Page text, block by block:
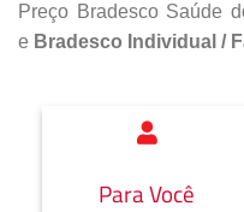
Preço Bradesco Saúde
e Bradesco Individual /
Para Você